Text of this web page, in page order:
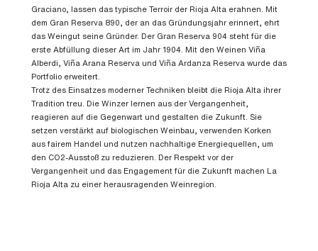
Graciano, lassen das typische Terroir der Rioja Alta erahnen. Mit
dem Gran Reserva 890, der an das Gründungsjahr erinnert, ehrt
das Weingut seine Gründer. Der Gran Reserva 904 steht für die
erste Abfüllung dieser Art im Jahr 1904. Mit den Weinen Viña
Alberdi, Viña Arana Reserva und Viña Ardanza Reserva wurde das
Portfolio erweitert.
Trotz des Einsatzes moderner Techniken bleibt die Rioja Alta ihrer
Tradition treu. Die Winzer lernen aus der Vergangenheit,
reagieren auf die Gegenwart und gestalten die Zukunft. Sie
setzen verstärkt auf biologischen Weinbau, verwenden Korken
aus fairem Handel und nutzen nachhaltige Energiequellen, um
den CO2-Ausstoß zu reduzieren. Der Respekt vor der
Vergangenheit und das Engagement für die Zukunft machen La
Rioja Alta zu einer herausragenden Weinregion.